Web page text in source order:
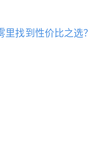
找到性价比之选？